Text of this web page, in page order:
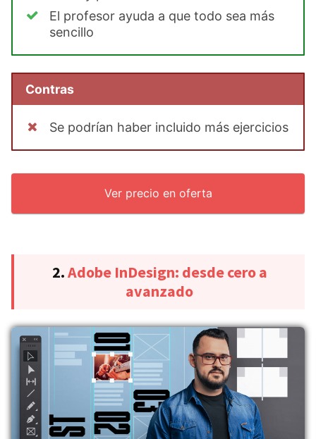
El profesor ayuda a que todo sea más
sencillo
Contras
Se podrían haber incluido más ejercicios
Ver precio en oferta
2.Adobe InDesign: desde cero a
avanzado